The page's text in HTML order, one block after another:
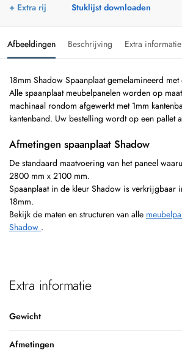
+ Extra rij Stuklijst downloaden
Afbeeldingen Beschrijving Extra informatie
18mm Shadow Spaanplaat gemelamineerd met
Alle spaanplaat meubelpanelen worden op
machinaal rondom afgewerkt met 1mm
kantenband. Uw bestelling wordt op een pallet
Afmetingen spaanplaat Shadow
De standaard maatvoering van het paneel
2800 mm x 2100 mm.
Spaanplaat in de kleur Shadow is verkrijgbaar
18mm.
Bekijk de maten en structuren van alle
Shadow .
Extra informatie
Gewicht
Afmetingen